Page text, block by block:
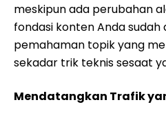
meskipun ada perubahan
fondasi konten Anda
pemahaman topik yang
sekadar trik teknis sesaat
Mendatangkan Trafik